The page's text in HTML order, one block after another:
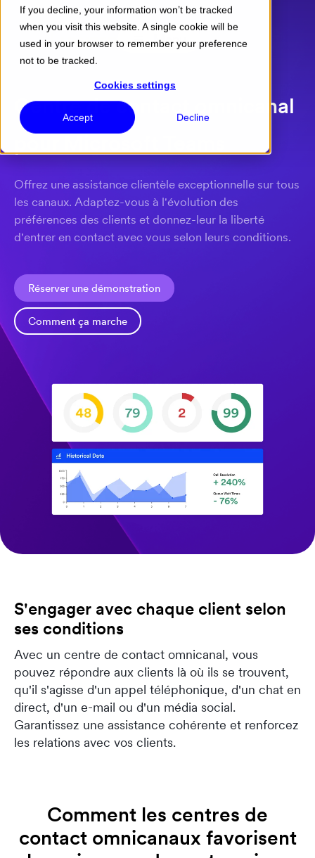
If you decline, your information won’t be tracked
when you visit this website. A single cookie will be
used in your browser to remember your preference
not to be tracked.
Cookies settings
Accept Decline
Menu
Centre de contact omnicanal
Offrez une assistance clientèle exceptionnelle sur tous
les canaux. Adaptez-vous à l'évolution des
préférences des clients et donnez-leur la liberté
d'entrer en contact avec vous selon leurs conditions.
Réserver une démonstration
Comment ça marche
S'engager avec chaque client selon
ses conditions
Avec un centre de contact omnicanal, vous
pouvez répondre aux clients là où ils se trouvent,
qu'il s'agisse d'un appel téléphonique, d'un chat en
direct, d'un e-mail ou d'un média social.
Garantissez une assistance cohérente et renforcez
les relations avec vos clients.
Comment les centres de
contact omnicanaux favorisent